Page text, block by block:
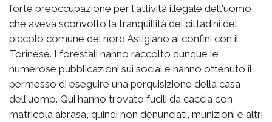
forte preoccupazione per l'attività illegale dell'uomo
che aveva sconvolto la tranquillità dei cittadini del
piccolo comune del nord Astigiano ai confini con il
Torinese. I forestali hanno raccolto dunque le
numerose pubblicazioni sui social e hanno ottenuto il
permesso di eseguire una perquisizione della casa
dell'uomo. Qui hanno trovato fucili da caccia con
matricola abrasa, quindi non denunciati, munizioni e altri